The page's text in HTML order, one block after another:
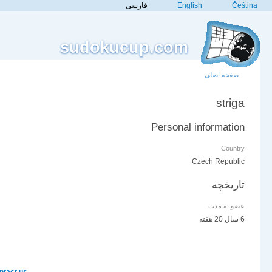
English Čeština فارسی
sudokucup.com
صفحه اصلی
striga
Personal information
Country
Czech Republic
تاریخچه
عضو به مدت
6 سال 20 هفته